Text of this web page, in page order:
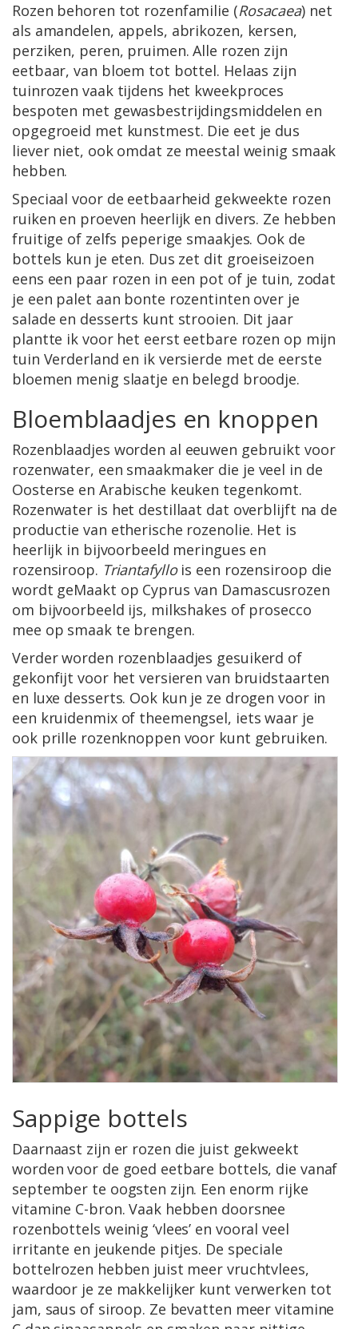
Rozen behoren tot rozenfamilie (Rosacaea) net
als amandelen, appels, abrikozen, kersen,
perziken, peren, pruimen. Alle rozen zijn
eetbaar, van bloem tot bottel. Helaas zijn
tuinrozen vaak tijdens het kweekproces
bespoten met gewasbestrijdingsmiddelen en
opgegroeid met kunstmest. Die eet je dus
liever niet, ook omdat ze meestal weinig smaak
hebben.
Speciaal voor de eetbaarheid gekweekte rozen
ruiken en proeven heerlijk en divers. Ze hebben
fruitige of zelfs peperige smaakjes. Ook de
bottels kun je eten. Dus zet dit groeiseizoen
eens een paar rozen in een pot of je tuin, zodat
je een palet aan bonte rozentinten over je
salade en desserts kunt strooien. Dit jaar
plantte ik voor het eerst eetbare rozen op mijn
tuin Verderland en ik versierde met de eerste
bloemen menig slaatje en belegd broodje.
Bloemblaadjes en knoppen
Rozenblaadjes worden al eeuwen gebruikt voor
rozenwater, een smaakmaker die je veel in de
Oosterse en Arabische keuken tegenkomt.
Rozenwater is het destillaat dat overblijft na de
productie van etherische rozenolie. Het is
heerlijk in bijvoorbeeld meringues en
rozensiroop. Triantafyllois een rozensiroop die
wordt geMaakt op Cyprus van Damascusrozen
om bijvoorbeeld ijs, milkshakes of prosecco
mee op smaak te brengen.
Verder worden rozenblaadjes gesuikerd of
gekonfijt voor het versieren van bruidstaarten
en luxe desserts. Ook kun je ze drogen voor in
een kruidenmix of theemengsel, iets waar je
ook prille rozenknoppen voor kunt gebruiken.
Sappige bottels
Daarnaast zijn er rozen die juist gekweekt
worden voor de goed eetbare bottels, die vanaf
september te oogsten zijn. Een enorm rijke
vitamine C-bron. Vaak hebben doorsnee
rozenbottels weinig ‘vlees’ en vooral veel
irritante en jeukende pitjes. De speciale
bottelrozen hebben juist meer vruchtvlees,
waardoor je ze makkelijker kunt verwerken tot
jam, saus of siroop. Ze bevatten meer vitamine